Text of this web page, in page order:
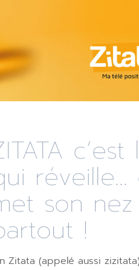
son nez
!
Zitata (appelé aussi